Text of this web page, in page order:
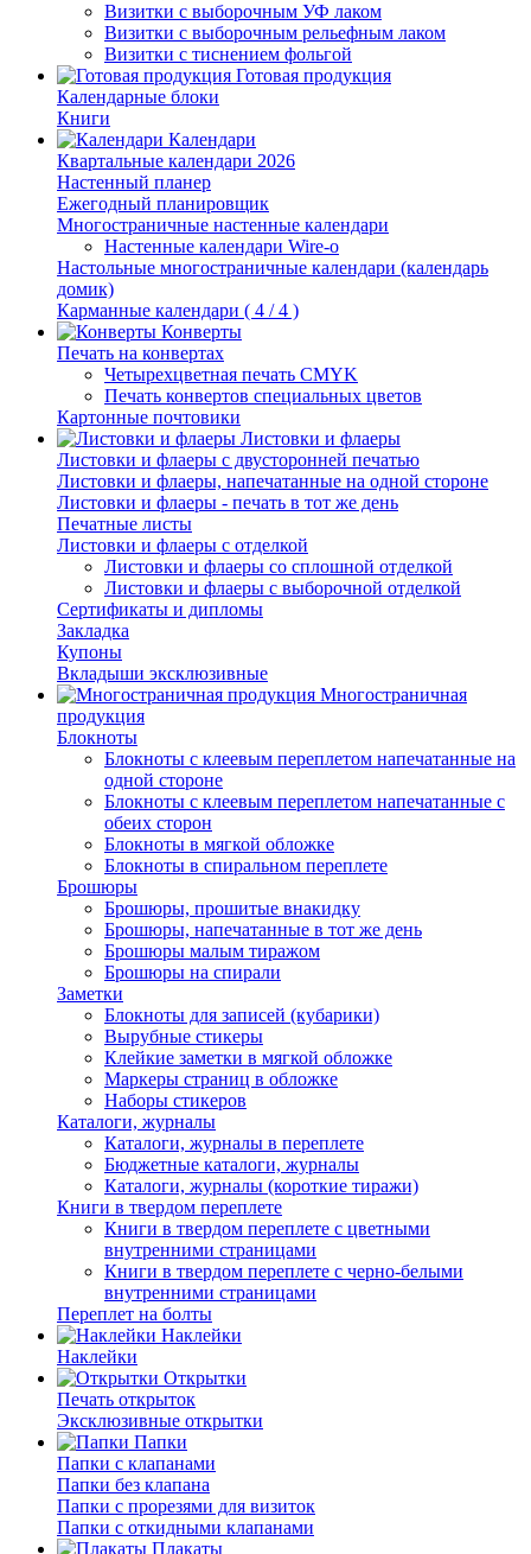
Визитки с выборочным УФ лаком
Визитки с выборочным рельефным лаком
Визитки с тиснением фольгой
Готовая продукция
Календарные блоки
Книги
Календари
Квартальные календари 2026
Настенный планер
Ежегодный планировщик
Многостраничные настенные календари
Настенные календари Wire-o
Настольные многостраничные календари (календарь
домик)
Карманные календари ( 4 / 4 )
Конверты
Печать на конвертах
Четырехцветная печать CMYK
Печать конвертов специальных цветов
Картонные почтовики
Листовки и флаеры
Листовки и флаеры с двусторонней печатью
Листовки и флаеры, напечатанные на одной стороне
Листовки и флаеры - печать в тот же день
Печатные листы
Листовки и флаеры с отделкой
Листовки и флаеры со сплошной отделкой
Листовки и флаеры с выборочной отделкой
Сертификаты и дипломы
Закладка
Купоны
Вкладыши эксклюзивные
Многостраничная
продукция
Блокноты
Блокноты с клеевым переплетом напечатанные на
одной стороне
Блокноты с клеевым переплетом напечатанные с
обеих сторон
Блокноты в мягкой обложке
Блокноты в спиральном переплете
Брошюры
Брошюры, прошитые внакидку
Брошюры, напечатанные в тот же день
Брошюры малым тиражом
Брошюры на спирали
Заметки
Блокноты для записей (кубарики)
Вырубные стикеры
Клейкие заметки в мягкой обложке
Маркеры страниц в обложке
Наборы стикеров
Каталоги, журналы
Каталоги, журналы в переплете
Бюджетные каталоги, журналы
Каталоги, журналы (короткие тиражи)
Книги в твердом переплете
Книги в твердом переплете с цветными
внутренними страницами
Книги в твердом переплете с черно-белыми
внутренними страницами
Переплет на болты
Наклейки
Наклейки
Открытки
Печать открыток
Эксклюзивные открытки
Папки
Папки с клапанами
Папки без клапана
Папки с прорезями для визиток
Папки с откидными клапанами
Плакаты